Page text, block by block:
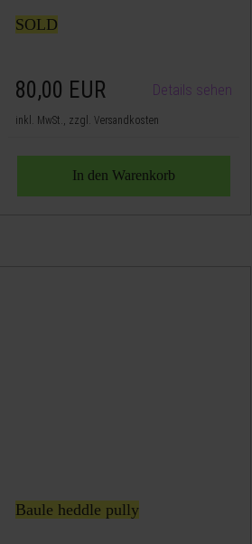
SOLD
80,00 EUR Details sehen
inkl. MwSt., zzgl. Versandkosten
Baule heddle pully